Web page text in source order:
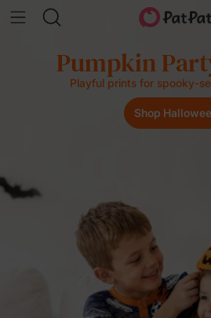
El último
Compra 3, ahorra 8 % |